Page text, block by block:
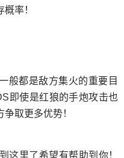
率！
般都是敌方集火的重要目
即使是红狼的手炮攻击也
取更多优势！
这里了希望有帮助到你！